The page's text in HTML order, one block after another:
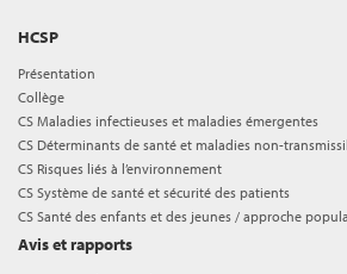
HCSP
Présentation
Collège
CS Maladies infectieuses et maladies émergentes
CS Déterminants de santé et maladies non-
CS Risques liés à l’environnement
CS Système de santé et sécurité des patients
CS Santé des enfants et des jeunes / approche
Avis et rapports